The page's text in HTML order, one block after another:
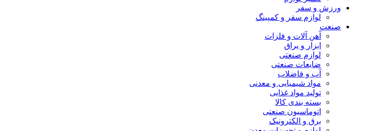
ورزش و سفر
لوازم سفر و کمپینگ
صنعت
آهن آلات و فلزات
ابزار و یراق
لوازم صنعتی
ضایعات صنعتی
آب و فاضلاب
مواد شیمیایی و معدنی
تولید مواد غذایی
بسته بندی کالا
اتوماسیون صنعتی
برق و الکترونیک